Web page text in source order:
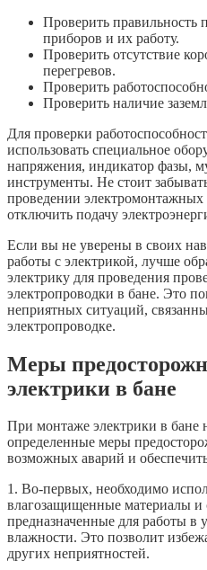
Проверить правильность
приборов и их работу.
Проверить отсутствие
перегревов.
Проверить
Проверить наличие
Для проверки
использовать специальное
напряжения, индикатор фазы,
инструменты. Не стоит
проведении электромонтажных
отключить подачу
Если вы не уверены в своих
работы с электрикой, лучше
электрику для проведения
электропроводки в бане. Это
неприятных ситуаций,
электропроводке.
Меры
электрики в бане
При монтаже электрики в бане
определенные меры
возможных аварий и
1. Во-первых, необходимо
влагозащищенные материалы и
предназначенные для работы в
влажности. Это позволит
других неприятностей.